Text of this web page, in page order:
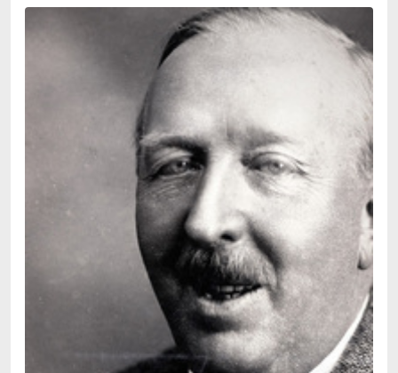
Abbey, Kieran
Abdolah, Kader
Abish, Walter
Abrahams, Peter (f. 1919)
Abrahams, Peter (f. 1947)
Abrahamson, Emmy
Achmatova, Anna